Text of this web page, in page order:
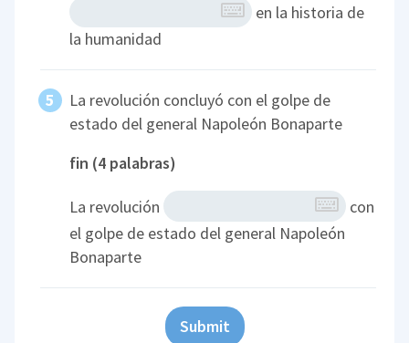
en la historia de
la humanidad
La revolución concluyó con el golpe de
estado del general Napoleón Bonaparte
fin (4 palabras)
La revolución
con
el golpe de estado del general Napoleón
Bonaparte
Submit